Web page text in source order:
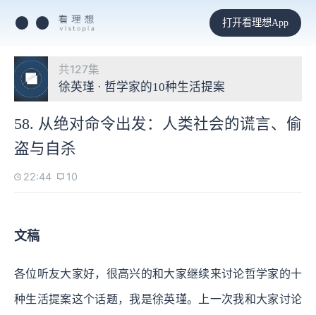
打开看理想App
共127集
徐英瑾 · 哲学家的10种生活提案
58. 从绝对命令出发：人类社会的谎言、偷
盗与自杀
22:44 10
文稿
各位听友大家好，很高兴的和大家继续来讨论哲学家的十
种生活提案这个话题，我是徐英瑾。上一次我和大家讨论